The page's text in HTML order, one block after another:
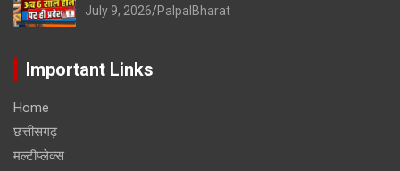
July 9, 2026 PalpalBharat
Important Links
Home
छत्तीसगढ़
मल्टीप्लेक्स